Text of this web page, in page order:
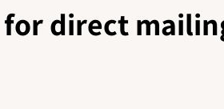
direct